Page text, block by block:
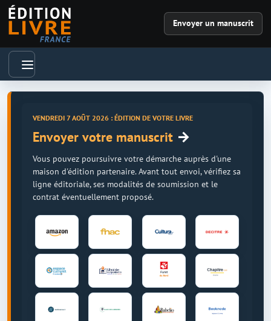
Envoyer un manuscrit
VENDREDI 7 AOÛT 2026 : ÉDITION DE VOTRE LIVRE
Envoyer votre manuscrit →
Vous pouvez poursuivre votre démarche auprès d'une
maison d'édition partenaire. Avant tout envoi, vérifiez sa
ligne éditoriale, ses modalités de soumission et le
contrat éventuellement proposé.